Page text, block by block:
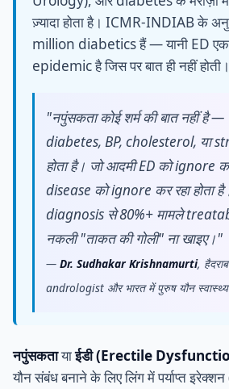
ज़्यादा होता है। ICMR-INDIAB के
million diabetics हैं — यानी ED
epidemic है जिस पर बात ही नहीं होती।
"नपुंसकता कोई शर्म की बात नहीं है
diabetes, BP, cholesterol, या
होता है। जो आदमी ED को ignore
disease को ignore कर रहा होता
diagnosis से 80%+ मामले
नकली "ताकत की गोली" ना खाइए।"
—Dr. Sudhakar Krishnamurti,
andrologist और भारत में पुरुष यौन स्वास्थ्य
नपुंसकतायाईडी (Erectile
यौन संबंध बनाने के लिए लिंग में पर्याप्त इरेक्शन